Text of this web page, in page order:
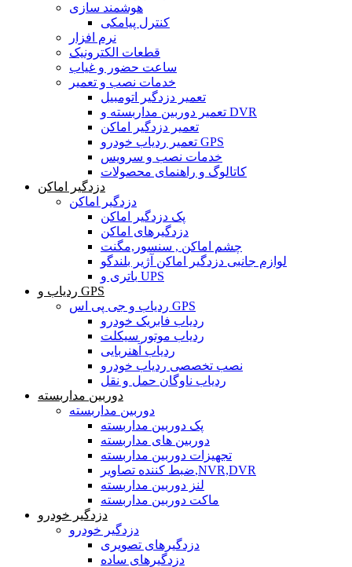
هوشمند سازی
کنترل پیامکی
نرم افزار
قطعات الکترونیک
ساعت حضور و غیاب
خدمات نصب و تعمیر
تعمیر دزدگیر اتومبیل
تعمیر دوربین مداربسته و DVR
تعمیر دزدگیر اماکن
تعمیر ردیاب خودرو GPS
خدمات نصب و سرویس
کاتالوگ و راهنمای محصولات
دزدگیر اماکن
دزدگیر اماکن
پک دزدگیر اماکن
دزدگیرهای اماکن
چشم اماکن , سنسور,مگنت
لوازم جانبی دزدگیر اماکن آژیر بلندگو
باتری و UPS
ردیاب و GPS
ردیاب و جی پی اس GPS
ردیاب فابریک خودرو
ردیاب موتور سیکلت
ردیاب آهنربایی
نصب تخصصی ردیاب خودرو
ردیاب ناوگان حمل و نقل
دوربین مداربسته
دوربین مداربسته
پک دوربین مداربسته
دوربین های مداربسته
تجهیزات دوربین مداربسته
ضبط کننده تصاویر,NVR,DVR
لنز دوربین مداربسته
ماکت دوربین مداربسته
دزدگیر خودرو
دزدگیر خودرو
دزدگیرهای تصویری
دزدگیرهای ساده